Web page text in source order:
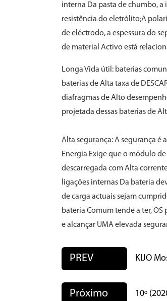
interna Da pasta de chumbo, a
resistência do eletrólito;A
de eléctrodo, a espessura do
de material Activo está
Longa Vida útil: baterias
baterias de Alta taxa de
diafragmas de Alto
projetada dessas baterias de
Alta segurança: A segurança é
Energia Exige que o módulo
descarregada com Alta
ligações internas Da bateria
de carga actuais sejam
bateria Comum tende a ter,
e alcançar UMA elevada
PREV KIJO
Próximo 10º